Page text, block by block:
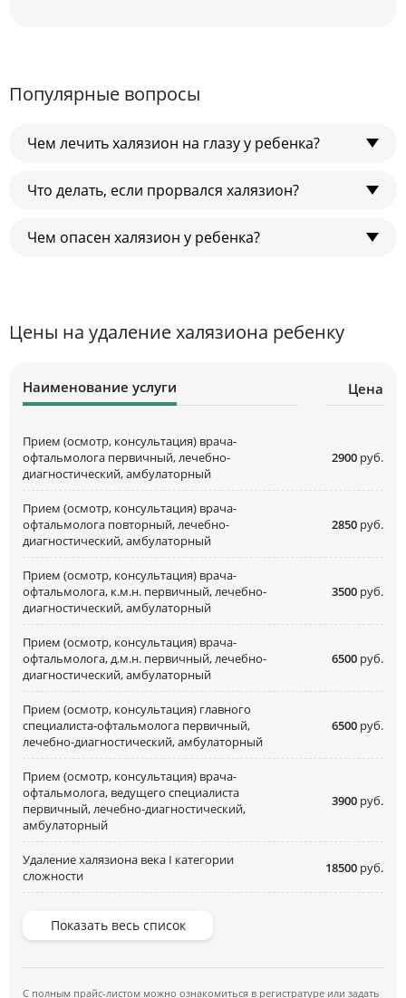
Популярные вопросы
Чем лечить халязион на глазу у ребенка?
Лечение может быть консервативным и
тепловые процедуры. Хирургическое лечение
заключается в удалении халязиона скальпелем или
Что делать, если прорвался халязион?
В случае нагноения и прорыва халязиона нужно
Чем опасен халязион у ребенка?
формированием абсцесса, развитием конъюнктивита.
Цены на удаление халязиона ребенку
Наименование услуги Цена
Прием (осмотр, консультация) врача-
офтальмолога первичный, лечебно-
диагностический, амбулаторный
2900 руб.
Прием (осмотр, консультация) врача-
офтальмолога повторный, лечебно-
диагностический, амбулаторный
2850 руб.
Прием (осмотр, консультация) врача-
офтальмолога, к.м.н. первичный, лечебно-
диагностический, амбулаторный
3500 руб.
Прием (осмотр, консультация) врача-
офтальмолога, д.м.н. первичный, лечебно-
диагностический, амбулаторный
6500 руб.
Прием (осмотр, консультация) главного
специалиста-офтальмолога первичный,
лечебно-диагностический, амбулаторный
6500 руб.
Прием (осмотр, консультация) врача-
офтальмолога, ведущего специалиста
первичный, лечебно-диагностический,
амбулаторный
3900 руб.
Удаление халязиона века I категории
сложности
18500 руб.
Показать весь список
С полным прайс-листом можно ознакомиться в регистратуре или задать